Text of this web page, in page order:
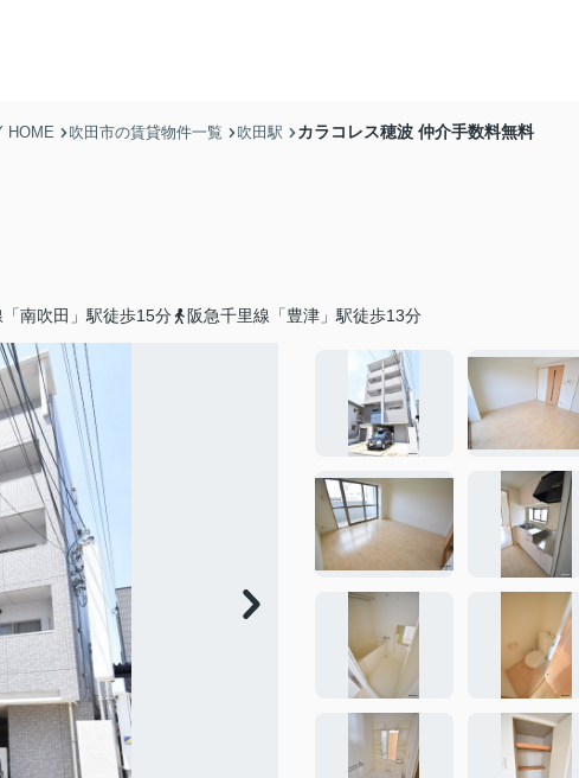
HOME 吹田市の賃貸物件一覧 吹田駅 カラコレス穂波 仲介手数料無料
南吹田」駅徒歩15分 阪急千里線「豊津」駅徒歩13分